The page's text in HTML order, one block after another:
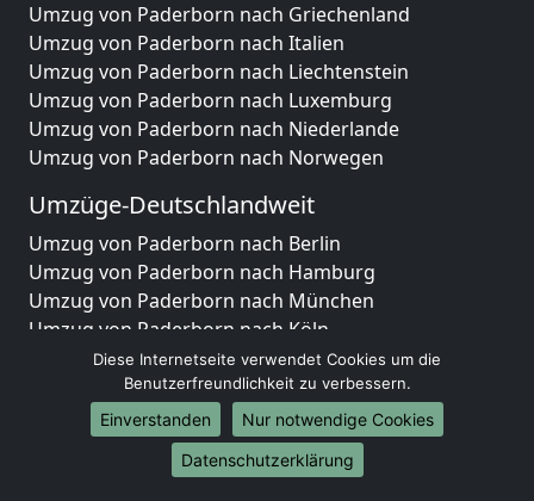
Umzug von Paderborn nach Griechenland
Umzug von Paderborn nach Italien
Umzug von Paderborn nach Liechtenstein
Umzug von Paderborn nach Luxemburg
Umzug von Paderborn nach Niederlande
Umzug von Paderborn nach Norwegen
Umzüge-Deutschlandweit
Umzug von Paderborn nach Berlin
Umzug von Paderborn nach Hamburg
Umzug von Paderborn nach München
Umzug von Paderborn nach Köln
Umzug von Paderborn nach Frankfurt am Main
Umzug von Paderborn nach Stuttgart
Umzug von Paderborn nach Düsseldorf
Umzug von Paderborn nach Leipzig
Umzug von Paderborn nach Dortmund
Diese Internetseite verwendet Cookies um die
Benutzerfreundlichkeit zu verbessern.
Einverstanden
Nur notwendige Cookies
Datenschutzerklärung